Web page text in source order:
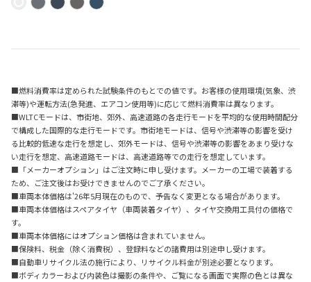
■燃料消費率は定められた試験条件のもとでの値です。お客様の使用環境(気象、渋
滞等)や運転方法(急発進、エアコン使用等)に応じて燃料消費率は異なります。
■WLTCモードは、市街地、郊外、高速道路の各走行モードを平均的な使用時間配分
で構成した国際的な走行モードです。市街地モードは、信号や渋滞等の影響を受け
る比較的低速な走行を想定し、郊外モードは、信号や渋滞等の影響をあまり受けな
い走行を想定、高速道路モードは、高速道路等での走行を想定しています。
■「メーカーオプション」はご注文時に申し受けます。メーカーの工場で装着する
ため、ご注文後はお受けできませんのでご了承ください。
■車両本体価格は'26年5月現在のもので、予告なく変更となる場合があります。
■車両本体価格はスペアタイヤ（車両装着タイヤ）、タイヤ交換用工具付の価格で
す。
■車両本体価格にはオプション価格は含まれていません。
■保険料、税金（除く消費税）、登録料などの諸費用は別途申し受けます。
■自動車リサイクル法の施行により、リサイクル料金が別途必要となります。
■ボディカラーおよび内装色は撮影の条件や、ご覧になる画面で実際の色とは異な